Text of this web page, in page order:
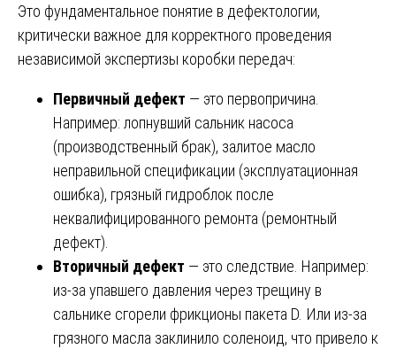
Это фундаментальное понятие в дефектологии,
критически важное для корректного проведения
независимой экспертизы коробки передач:
Первичный дефект — это первопричина.
Например: лопнувший сальник насоса
(производственный брак), залитое масло
неправильной спецификации (эксплуатационная
ошибка), грязный гидроблок после
неквалифицированного ремонта (ремонтный
дефект).
Вторичный дефект — это следствие. Например:
из-за упавшего давления через трещину в
сальнике сгорели фрикционы пакета D. Или из-за
грязного масла заклинило соленоид, что привело к